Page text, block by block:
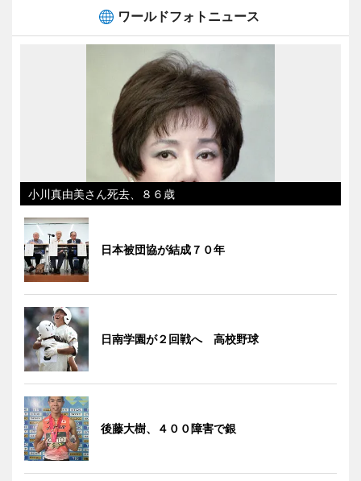
ワールドフォトニュース
小川真由美さん死去、８６歳
日本被団協が結成７０年
日南学園が２回戦へ 高校野球
後藤大樹、４００障害で銀